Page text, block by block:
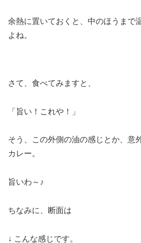
余熱に置いておくと、中のほうまで
よね。
さて、食べてみますと、
「旨い！これや！」
そう、この外側の油の感じとか、意
カレー。
旨いわ～♪
ちなみに、断面は
↓ こんな感じです。